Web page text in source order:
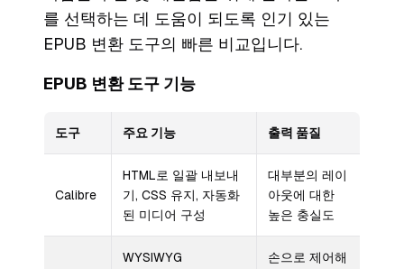
를 선택하는 데 도움이 되도록 인기 있는
EPUB 변환 도구의 빠른 비교입니다.
EPUB 변환 도구 기능
도구 주요 기능 출력 품질
Calibre
HTML로 일괄 내보내
기, CSS 유지, 자동화
된 미디어 구성
대부분의 레이
아웃에 대한
높은 충실도
WYSIWYG
손으로 제어해